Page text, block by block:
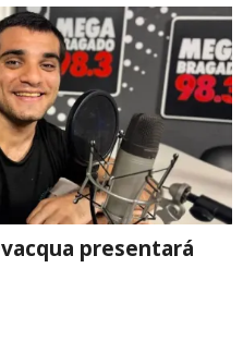
presentará